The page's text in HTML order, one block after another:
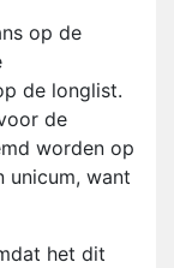
op de
de longlist.
de
worden op
unicum, want
het dit